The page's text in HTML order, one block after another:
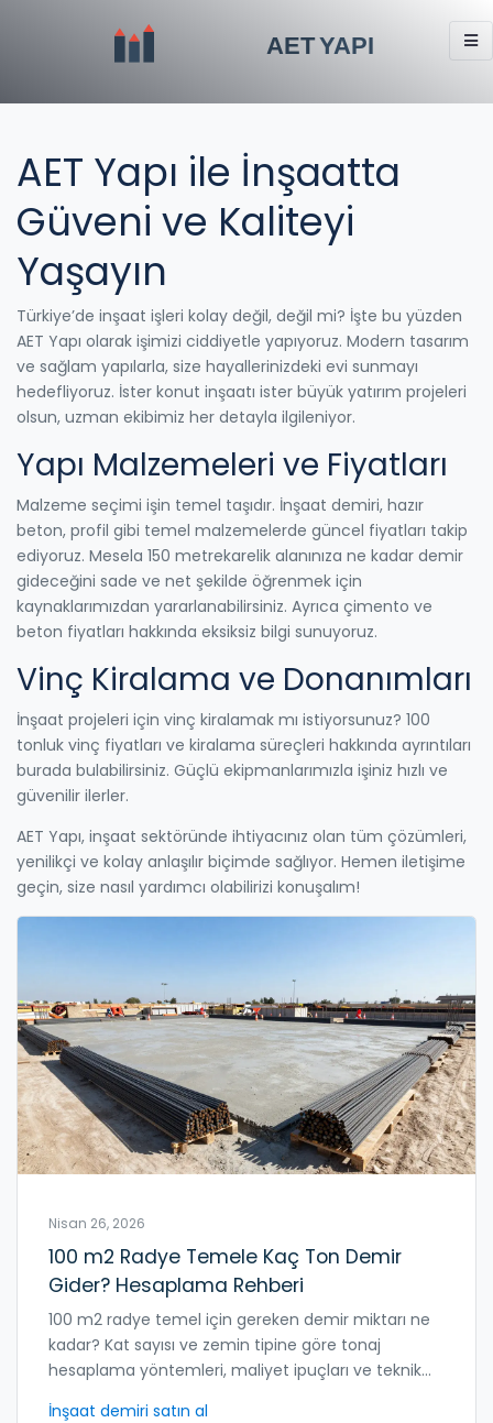
AET Yapı ile İnşaatta
Güveni ve Kaliteyi
Yaşayın
Türkiye’de inşaat işleri kolay değil, değil mi? İşte bu yüzden
AET Yapı olarak işimizi ciddiyetle yapıyoruz. Modern tasarım
ve sağlam yapılarla, size hayallerinizdeki evi sunmayı
hedefliyoruz. İster konut inşaatı ister büyük yatırım projeleri
olsun, uzman ekibimiz her detayla ilgileniyor.
Yapı Malzemeleri ve Fiyatları
Malzeme seçimi işin temel taşıdır. İnşaat demiri, hazır
beton, profil gibi temel malzemelerde güncel fiyatları takip
ediyoruz. Mesela 150 metrekarelik alanınıza ne kadar demir
gideceğini sade ve net şekilde öğrenmek için
kaynaklarımızdan yararlanabilirsiniz. Ayrıca çimento ve
beton fiyatları hakkında eksiksiz bilgi sunuyoruz.
Vinç Kiralama ve Donanımları
İnşaat projeleri için vinç kiralamak mı istiyorsunuz? 100
tonluk vinç fiyatları ve kiralama süreçleri hakkında ayrıntıları
burada bulabilirsiniz. Güçlü ekipmanlarımızla işiniz hızlı ve
güvenilir ilerler.
AET Yapı, inşaat sektöründe ihtiyacınız olan tüm çözümleri,
yenilikçi ve kolay anlaşılır biçimde sağlıyor. Hemen iletişime
geçin, size nasıl yardımcı olabilirizi konuşalım!
Nisan 26, 2026
100 m2 Radye Temele Kaç Ton Demir
Gider? Hesaplama Rehberi
100 m2 radye temel için gereken demir miktarı ne
kadar? Kat sayısı ve zemin tipine göre tonaj
hesaplama yöntemleri, maliyet ipuçları ve teknik
İnşaat demiri satın al